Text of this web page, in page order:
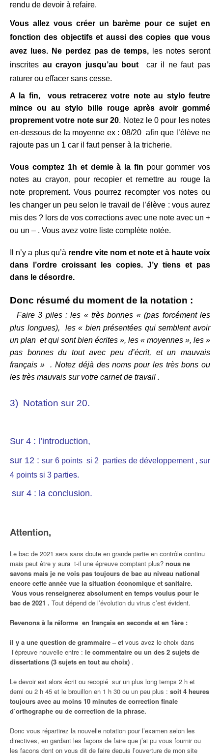
rendu de devoir à refaire.
Vous allez vous créer un barème pour ce sujet en
fonction des objectifs et aussi des copies que vous
avez lues. Ne perdez pas de temps, les notes seront
inscrites au crayon jusqu’au bout car il ne faut pas
raturer ou effacer sans cesse.
A la fin, vous retracerez votre note au stylo feutre
mince ou au stylo bille rouge après avoir gommé
proprement votre note sur 20. Notez le 0 pour les notes
en-dessous de la moyenne ex : 08/20 afin que l’élève ne
rajoute pas un 1 car il faut penser à la tricherie.
Vous comptez 1h et demie à la fin pour gommer vos
notes au crayon, pour recopier et remettre au rouge la
note proprement. Vous pourrez recompter vos notes ou
les changer un peu selon le travail de l’élève : vous aurez
mis des ? lors de vos corrections avec une note avec un +
ou un – . Vous avez votre liste complète notée.
Il n’y a plus qu’à rendre vite nom et note et à haute voix
dans l’ordre croissant les copies. J’y tiens et pas
dans le désordre.
Donc résumé du moment de la notation :
Faire 3 piles : les « très bonnes « (pas forcément les
plus longues), les « bien présentées qui semblent avoir
un plan et qui sont bien écrites », les « moyennes », les »
pas bonnes du tout avec peu d’écrit, et un mauvais
français » . Notez déjà des noms pour les très bons ou
les très mauvais sur votre carnet de travail .
3) Notation sur 20.
Sur 4 : l’introduction,
sur 12 :sur 6 points si 2 parties de développement ,sur
4 points si 3 parties.
sur 4 : la conclusion.
Attention,
Le bac de 2021 sera sans doute en grande partie en contrôle continu
mais peut être y aura t-il une épreuve comptant plus? nous ne
savons mais je ne vois pas toujours de bac au niveau national
encore cette année vue la situation économique et sanitaire.
Vous vous renseignerez absolument en temps voulus pour le
bac de 2021 . Tout dépend de l’évolution du virus c’est évident.
Revenons à la réforme en français en seconde et en 1ère :
il y a une question de grammaire – et vous avez le choix dans
l’épreuve nouvelle entre : le commentaire ou un des 2 sujets de
dissertations (3 sujets en tout au choix) .
Le devoir est alors écrit ou recopié sur un plus long temps 2 h et
demi ou 2 h 45 et le brouillon en 1 h 30 ou un peu plus : soit 4 heures
toujours avec au moins 10 minutes de correction finale
d’orthographe ou de correction de la phrase.
Donc vous répartirez la nouvelle notation pour l’examen selon les
directives, en gardant les façons de faire que j’ai pu vous fournir ou
les façons dont on vous dit de faire depuis l’ouverture de mon site